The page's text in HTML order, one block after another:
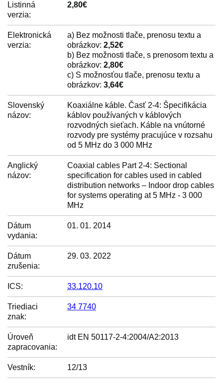
Listinná
verzia:
2,80€
Elektronická
verzia:
a) Bez možnosti tlače, prenosu textu a
obrázkov: 2,52€
b) Bez možnosti tlače, s prenosom textu a
obrázkov: 2,80€
c) S možnosťou tlače, prenosu textu a
obrázkov: 3,64€
Slovenský
názov:
Koaxiálne káble. Časť 2-4: Špecifikácia
káblov používaných v káblových
rozvodných sieťach. Káble na vnútorné
rozvody pre systémy pracujúce v rozsahu
od 5 MHz do 3 000 MHz
Anglický
názov:
Coaxial cables Part 2-4: Sectional
specification for cables used in cabled
distribution networks – Indoor drop cables
for systems operating at 5 MHz - 3 000
MHz
Dátum
vydania:
01. 01. 2014
Dátum
zrušenia:
29. 03. 2022
ICS: 33.120.10
Triediaci
znak:
34 7740
Úroveň
zapracovania:
idt EN 50117-2-4:2004/A2:2013
Vestník: 12/13